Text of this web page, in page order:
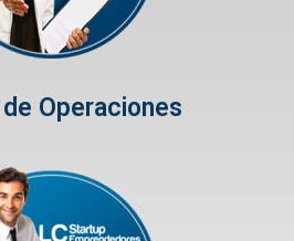
Operaciones